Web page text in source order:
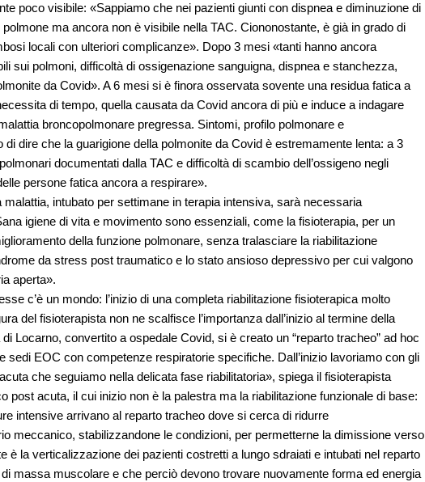
poco visibile: «Sappiamo che nei pazienti giunti con dispnea e diminuzione di
ma ancora non è visibile nella TAC. Ciononostante, è già in grado di
locali con ulteriori complicanze». Dopo 3 mesi «tanti hanno ancora
sui polmoni, difficoltà di ossigenazione sanguigna, dispnea e stanchezza,
da Covid». A 6 mesi si è finora osservata sovente una residua fatica a
di tempo, quella causata da Covid ancora di più e induce a indagare
broncopolmonare pregressa. Sintomi, profilo polmonare e
dire che la guarigione della polmonite da Covid è estremamente lenta: a 3
documentati dalla TAC e difficoltà di scambio dell’ossigeno negli
persone fatica ancora a respirare».
intubato per settimane in terapia intensiva, sarà necessaria
igiene di vita e movimento sono essenziali, come la fisioterapia, per un
della funzione polmonare, senza tralasciare la riabilitazione
da stress post traumatico e lo stato ansioso depressivo per cui valgono
aperta».
c’è un mondo: l’inizio di una completa riabilitazione fisioterapica molto
del fisioterapista non ne scalfisce l’importanza dall’inizio al termine della
Locarno, convertito a ospedale Covid, si è creato un “reparto tracheo” ad hoc
sedi EOC con competenze respiratorie specifiche. Dall’inizio lavoriamo con gli
che seguiamo nella delicata fase riabilitatoria», spiega il fisioterapista
post acuta, il cui inizio non è la palestra ma la riabilitazione funzionale di base:
intensive arrivano al reparto tracheo dove si cerca di ridurre
meccanico, stabilizzandone le condizioni, per permetterne la dimissione verso
è la verticalizzazione dei pazienti costretti a lungo sdraiati e intubati nel reparto
massa muscolare e che perciò devono trovare nuovamente forma ed energia